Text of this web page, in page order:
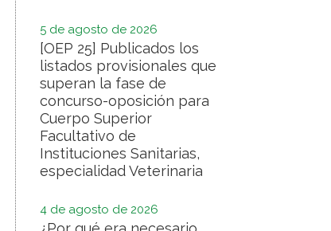
5 de agosto de 2026
[OEP 25] Publicados los
listados provisionales que
superan la fase de
concurso-oposición para
Cuerpo Superior
Facultativo de
Instituciones Sanitarias,
especialidad Veterinaria
4 de agosto de 2026